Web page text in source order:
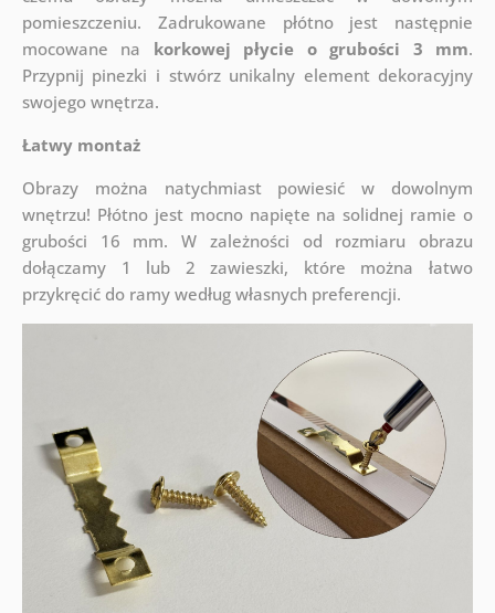
pomieszczeniu. Zadrukowane płótno jest następnie
mocowane na korkowej płycie o grubości 3 mm.
Przypnij pinezki i stwórz unikalny element dekoracyjny
swojego wnętrza.
Łatwy montaż
Obrazy można natychmiast powiesić w dowolnym
wnętrzu! Płótno jest mocno napięte na solidnej ramie o
grubości 16 mm. W zależności od rozmiaru obrazu
dołączamy 1 lub 2 zawieszki, które można łatwo
przykręcić do ramy według własnych preferencji.